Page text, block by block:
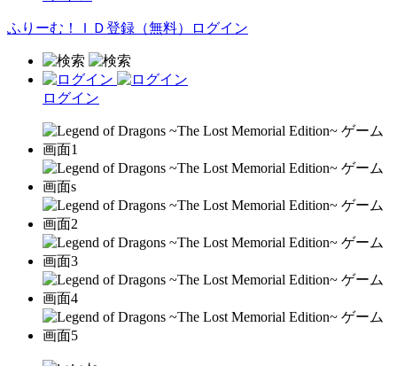
ふりーむ！ＩＤ登録（無料） ログイン
ログイン